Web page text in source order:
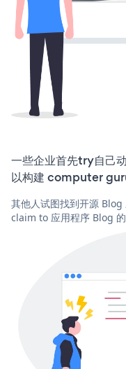
一些企业首先try自己
以构建 computer
其他人试图找到开源
claim to 应用程序 Blog